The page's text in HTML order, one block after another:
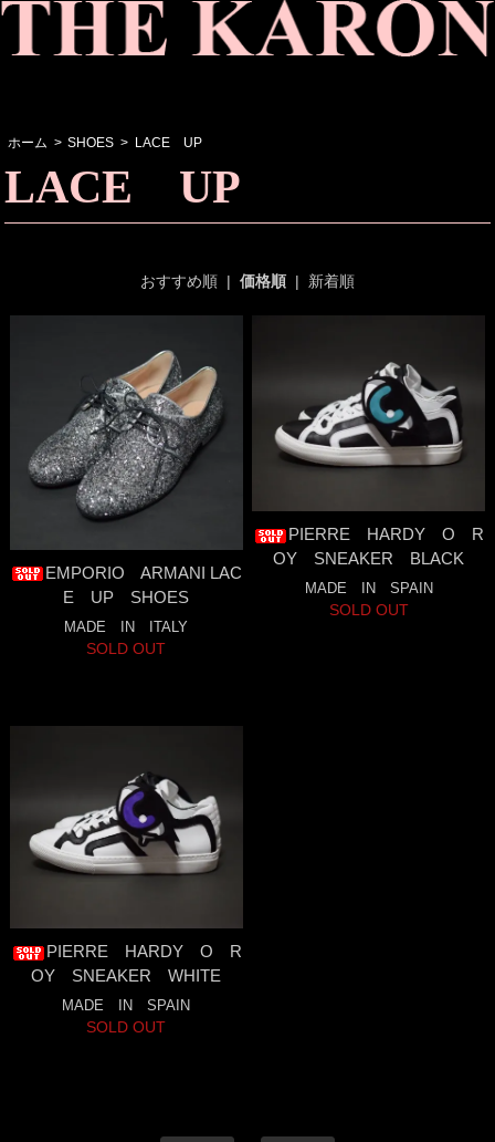
ホーム > SHOES > LACE UP
LACE UP
おすすめ順 | 価格順 | 新着順
EMPORIO ARMANI LAC
E UP SHOES
MADE IN ITALY
SOLD OUT
PIERRE HARDY O R
OY SNEAKER BLACK
MADE IN SPAIN
SOLD OUT
PIERRE HARDY O R
OY SNEAKER WHITE
MADE IN SPAIN
SOLD OUT